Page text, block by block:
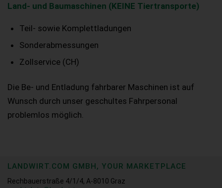
Land- und Baumaschinen (KEINE Tiertransporte)
Teil- sowie Komplettladungen
Sonderabmessungen
Zollservice (CH)
Die Be- und Entladung fahrbarer Maschinen ist auf
Wunsch durch unser geschultes Fahrpersonal
problemlos möglich.
LANDWIRT.COM GMBH, YOUR MARKETPLACE
Rechbauerstraße 4/1/4, A-8010 Graz